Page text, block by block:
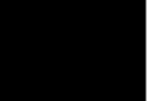
la películas